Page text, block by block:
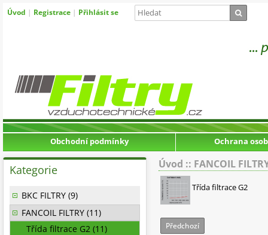
Úvod | Registrace | Přihlásit se
Obchodní podmínky Ochrana
Úvod :: FANCOIL
Třída filtrace G2
Předchozí
Kategorie
BKC FILTRY (9)
FANCOIL FILTRY (11)
Třída filtrace G2 (11)